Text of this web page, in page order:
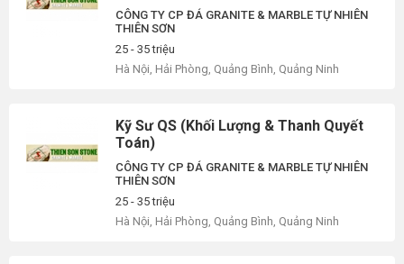
CÔNG TY CP ĐÁ GRANITE & MARBLE TỰ NHIÊN
THIÊN SƠN
25 - 35 triệu
Hà Nội, Hải Phòng, Quảng Bình, Quảng Ninh
Kỹ Sư QS (Khối Lượng & Thanh Quyết
Toán)
CÔNG TY CP ĐÁ GRANITE & MARBLE TỰ NHIÊN
THIÊN SƠN
25 - 35 triệu
Hà Nội, Hải Phòng, Quảng Bình, Quảng Ninh